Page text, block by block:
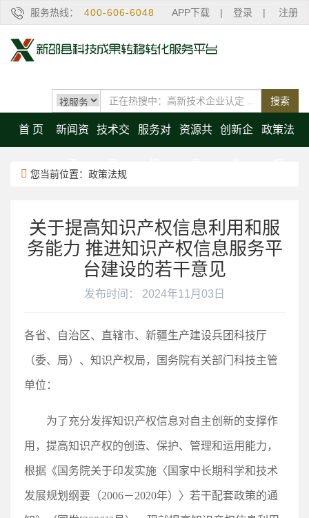
服务热线： 400-606-6048 APP下载 | 登录 | 注册
搜索
首 页 新闻资 技术交 服务对 资源共 创新企 政策法
您当前位置：政策法规
关于提高知识产权信息利用和服
务能力 推进知识产权信息服务平
台建设的若干意见
发布时间： 2024年11月03日
各省、自治区、直辖市、新疆生产建设兵团科技厅
（委、局）、知识产权局，国务院有关部门科技主管
单位：
为了充分发挥知识产权信息对自主创新的支撑作
用，提高知识产权的创造、保护、管理和运用能力，
根据《国务院关于印发实施〈国家中长期科学和技术
发展规划纲要（2006－2020年）〉若干配套政策的通